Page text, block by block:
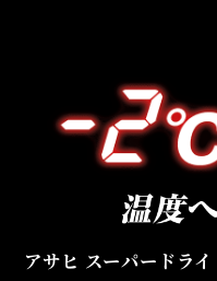
アサヒ スーパードラ